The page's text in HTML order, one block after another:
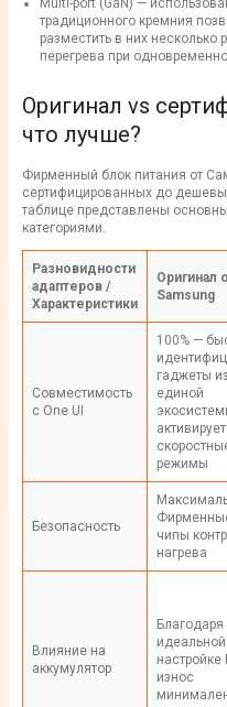
Multi-port (GaN) —
традиционного кремния
разместить в них несколько
перегрева при
Оригинал vs
что лучше?
Фирменный блок питания от
сертифицированных до
таблице представлены
категориями.
Разновидности
адаптеров /
Характеристики
Оригинал
Samsung
Совместимость
с One UI
100% —
гаджеты из
единой
активирует
режимы
Безопасность
чипы
нагрева
Влияние на
аккумулятор
Благодаря
идеальной
настройке
износ